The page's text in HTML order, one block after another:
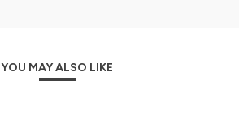
YOU MAY ALSO LIKE